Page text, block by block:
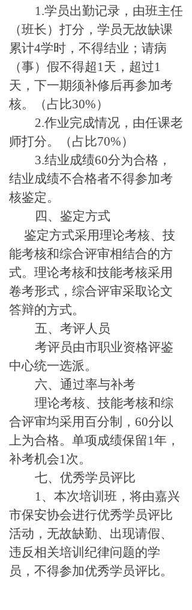
1.学员出勤记录，由班主任
（班长）打分，学员无故缺课
累计4学时，不得结业；请病
（事）假不得超1天，超过1
天，下一期须补修后再参加考
核。（占比30%）
2.作业完成情况，由任课老
师打分。（占比70%）
3.结业成绩60分为合格，
结业成绩不合格者不得参加考
核鉴定。
四、鉴定方式
鉴定方式采用理论考核、技
能考核和综合评审相结合的方
式。理论考核和技能考核采用
卷考形式，综合评审采取论文
答辩的方式。
五、考评人员
考评员由市职业资格评鉴
中心统一选派。
六、通过率与补考
理论考核、技能考核和综
合评审均采用百分制，60分以
上为合格。单项成绩保留1年，
补考机会1次。
七、优秀学员评比
1、本次培训班，将由嘉兴
市保安协会进行优秀学员评比
活动，无故缺勤、出现请假、
违反相关培训纪律问题的学
员，不得参加优秀学员评比。